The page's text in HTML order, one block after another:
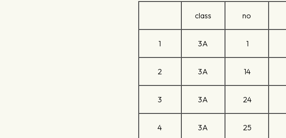
class no
1 3A 1
2 3A 14
3 3A 24
4 3A 25